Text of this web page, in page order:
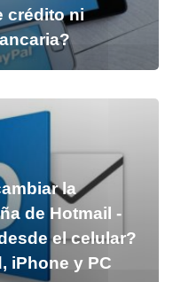
crédito ni
la
de Hotmail -
el celular?
iPhone y PC